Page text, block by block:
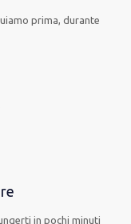
prima, durante
in pochi minuti